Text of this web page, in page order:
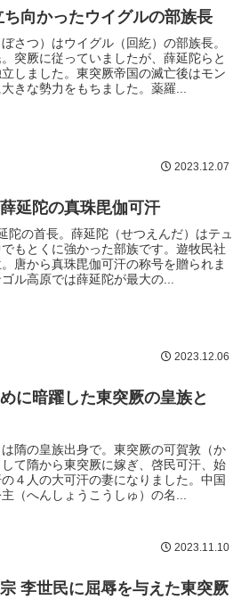
向かったウイグルの部族長
さつ）はウイグル（回紇）の部族長。
突厥に従っていましたが、薛延陀らと
しました。東突厥帝国の滅亡後はモン
きな勢力をもちました。薬羅...
2023.12.07
延陀の真珠毘伽可汗
陀の首長。薛延陀（せつえんだ）はテュ
もとくに強かった部族です。遊牧民社
唐から真珠毘伽可汗の称号を贈られま
ル高原では薛延陀が最大の...
2023.12.06
に暗躍した東突厥の皇族と
隋の皇族出身で。東突厥の可賀敦（か
て隋から東突厥に嫁ぎ、啓民可汗、始
４人の大可汗の妻になりました。中国
（へんしょうこうしゅ）の名...
2023.11.10
李世民に屈辱を与えた東突厥